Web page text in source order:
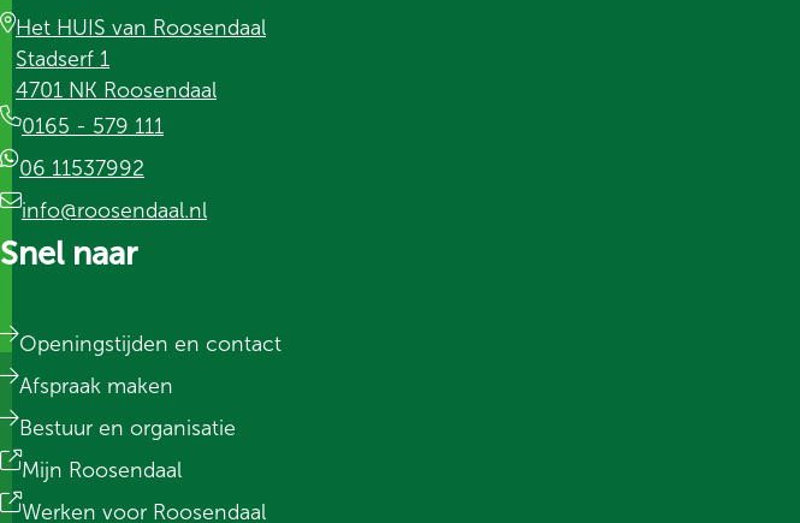
Het HUIS van Roosendaal
Stadserf 1
4701 NK Roosendaal
0165 - 579 111
06 11537992
info@roosendaal.nl
Snel naar
Openingstijden en contact
Afspraak maken
Bestuur en organisatie
Mijn Roosendaal
Werken voor Roosendaal